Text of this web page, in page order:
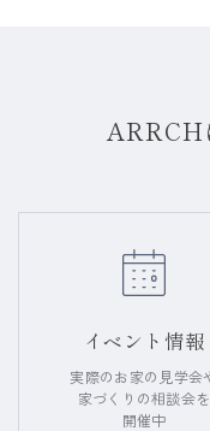
ARRCH
イベント情報
実際のお家の見学会
家づくりの相談会を
開催中